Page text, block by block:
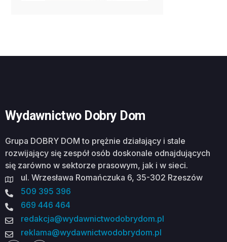
Wydawnictwo Dobry Dom
Grupa DOBRY DOM to prężnie działający i stale
rozwijający się zespół osób doskonale odnajdujących
się zarówno w sektorze prasowym, jak i w sieci.
ul. Wrzesława Romańczuka 6, 35-302 Rzeszów
509 395 396
669 446 464
redakcja@wydawnictwodobrydom.pl
reklama@wydawnictwodobrydom.pl